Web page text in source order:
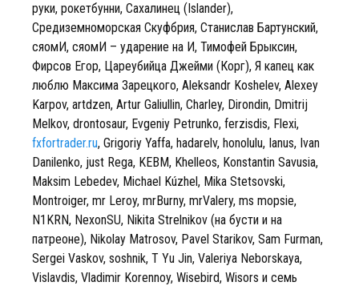
руки, рокетбунни, Сахалинец (Islander),
Средиземноморская Скуфбрия, Станислав Бартунский,
сяомИ, сяомИ – ударение на И, Тимофей Брыксин,
Фирсов Егор, Цареубийца Джейми (Корг), Я капец как
люблю Максима Зарецкого, Aleksandr Koshelev, Alexey
Karpov, artdzen, Artur Galiullin, Charley, Dirondin, Dmitrij
Melkov, drontosaur, Evgeniy Petrunko, ferzisdis, Flexi,
fxfortrader.ru, Grigoriy Yaffa, hadarelv, honolulu, Ianus, Ivan
Danilenko, just Rega, KEBM, Khelleos, Konstantin Savusia,
Maksim Lebedev, Michael Kúzhel, Mika Stetsovski,
Montroiger, mr Leroy, mrBurny, mrValery, ms mopsie,
N1KRN, NexonSU, Nikita Strelnikov (на бусти и на
патреоне), Nikolay Matrosov, Pavel Starikov, Sam Furman,
Sergei Vaskov, soshnik, T Yu Jin, Valeriya Neborskaya,
Vislavdis, Vladimir Korennoy, Wisebird, Wisors и семь